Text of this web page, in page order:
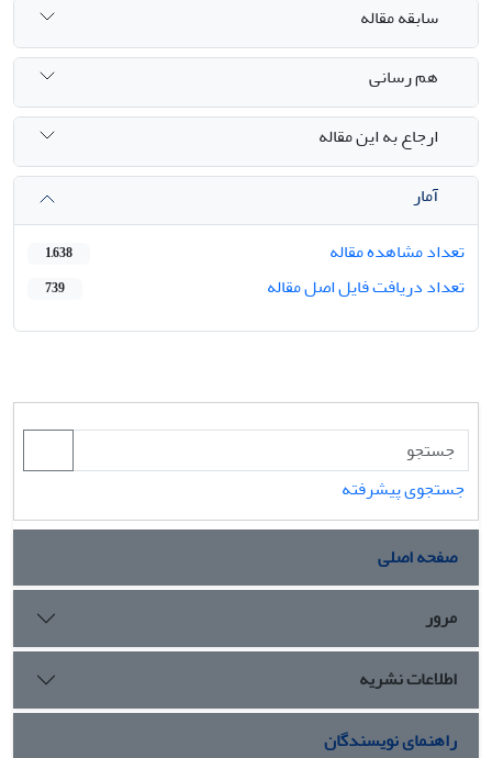
سابقه مقاله
هم رسانی
ارجاع به این مقاله
آمار
تعداد مشاهده مقاله
1,638
تعداد دریافت فایل اصل مقاله 739
جستجوی پیشرفته
صفحه اصلی
مرور
اطلاعات نشریه
راهنمای نویسندگان